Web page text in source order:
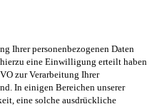
Ihrer personenbezogenen Daten
eine Einwilligung erteilt haben
zur Verarbeitung Ihrer
In einigen Bereichen unserer
eine solche ausdrückliche